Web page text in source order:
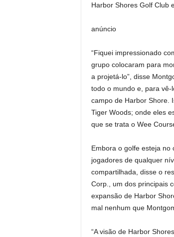
Harbor Shores Golf Club
anúncio
“Fiquei impressionado
grupo colocaram para
a projetá-lo”, disse
todo o mundo e, para
campo de Harbor Shore.
Tiger Woods; onde eles
que se trata o Wee
Embora o golfe esteja no
jogadores de qualquer
compartilhada, disse o
Corp., um dos principais
expansão de Harbor
mal nenhum que
“A visão de Harbor